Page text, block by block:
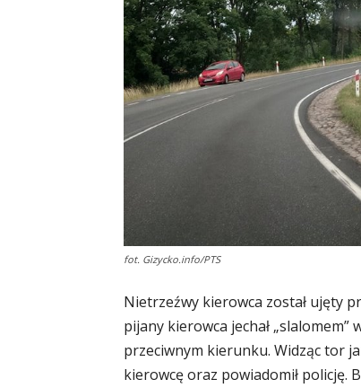
fot. Gizycko.info/PTS
Nietrzeźwy kierowca został ujęty
pijany kierowca jechał
przeciwnym kierunku. Widząc tor
kierowcę oraz powiadomił policję.